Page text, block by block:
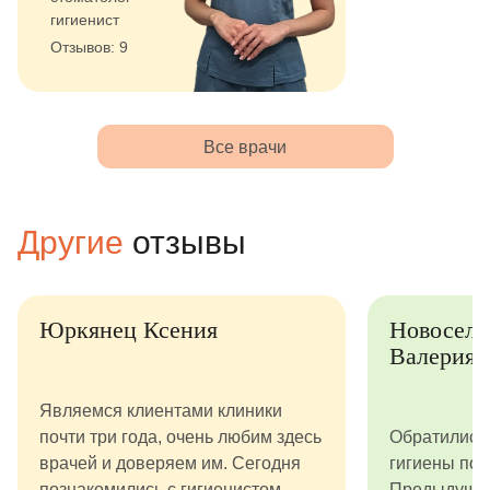
гигиенист
Отзывов: 9
Все врачи
Другие отзывы
Юркянец Ксения
Являемся клиентами клиники
почти три года, очень любим здесь
врачей и доверяем им. Сегодня
Валерия
Обратились
гигиены